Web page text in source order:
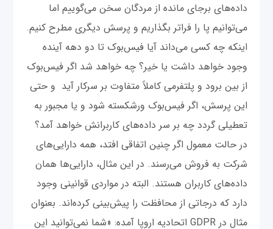
داده‌های برجای مانده از مردگان سخن می‌گوییم اما
می‌توانیم پا را فراتر بگذاریم و پرسش دیگری مطرح کنیم.
اینکه چه کسی می‌داند آیا فیس‌بوک تا دو دهه آینده
وجود خواهد داشت یا خیر؟ چه خواهد شد اگر فیس‌بوک
از بین برود و پلتفرمی کاملاً متفاوت بر سرکار آید و حتی
این پرسش، اگر فیس‌بوک ورشکسته شود و یا مجبور به
تعطیلی گردد چه بر سر داده‌های کاربرانش خواهد آمد؟
‌در حالت معمول اگر چنین اتفاقی افتد، همه دارایی‌های
شرکت به فروش می‌رسند. در این مثال، دارایی‌ها همان
داده‌های کاربران هستند. البته در مواردی قوانینی وجود
دارد که درجاتی از محافظت را پیش‌بینی کرده‌اند. بعنوان
مثال در GDPR اتحادیه اروپا آمده: «شما نمی‌توانید این